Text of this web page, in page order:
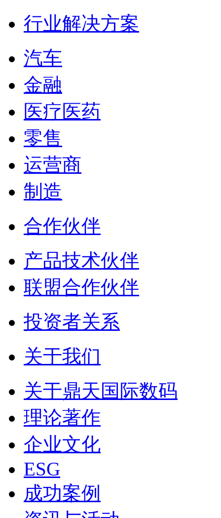
行业解决方案
汽车
金融
医疗医药
零售
运营商
制造
合作伙伴
产品技术伙伴
联盟合作伙伴
投资者关系
关于我们
关于鼎天国际数码
理论著作
企业文化
ESG
成功案例